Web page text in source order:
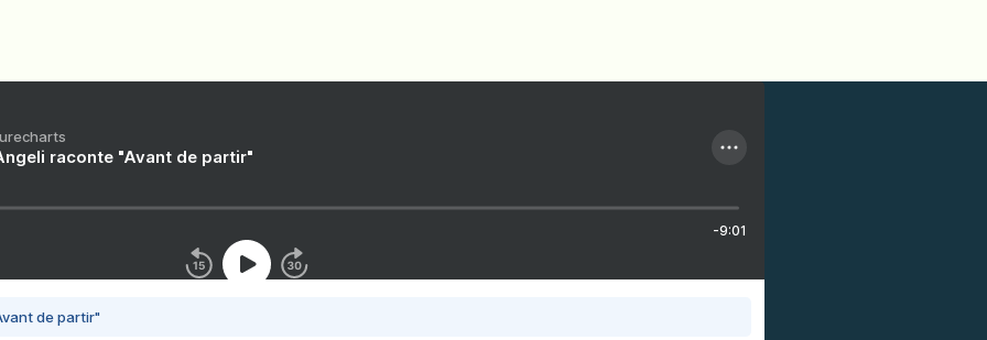
raconte "Avant de partir"
-9:01
de partir"